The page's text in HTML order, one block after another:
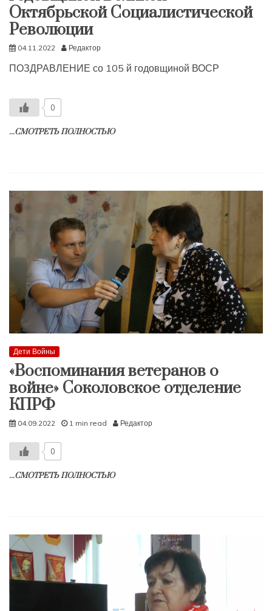
Октябрьской Социалистической
Революции
04.11.2022 Редактор
ПОЗДРАВЛЕНИЕ со 105 й годовщиной ВОСР
0
...СМОТРЕТЬ ПОЛНОСТЬЮ
Дети Войны
«Воспоминания ветеранов о
войне» Соколовское отделение
КПРФ
04.09.2022 1 min read Редактор
0
...СМОТРЕТЬ ПОЛНОСТЬЮ